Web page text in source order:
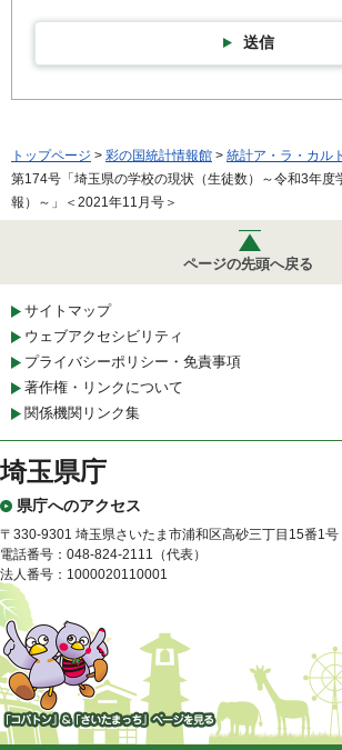
送信
トップページ > 彩の国統計情報館 > 統計ア・ラ・カルト
第174号「埼玉県の学校の現状（生徒数）～令和3年度
報）～」＜2021年11月号＞
ページの先頭へ戻る
サイトマップ
ウェブアクセシビリティ
プライバシーポリシー・免責事項
著作権・リンクについて
関係機関リンク集
埼玉県庁
県庁へのアクセス
〒330-9301 埼玉県さいたま市浦和区高砂三丁目15番1号
電話番号：048-824-2111（代表）
法人番号：1000020110001
「コバトン」&「さいたまっ